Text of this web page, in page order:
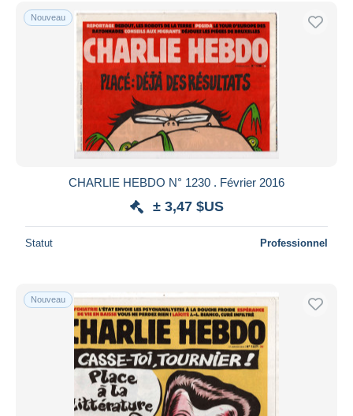
Uniquement en réduction
Livraison gratuite
Méthodes de paiement
PayPal
Virement bancaire
Visa
Mastercard
iDeal
Monde entier
Appliquer
Nouveau
CHARLIE HEBDO N° 1230 . Février 2016
± 3,47 $US
Statut Professionnel
Nouveau